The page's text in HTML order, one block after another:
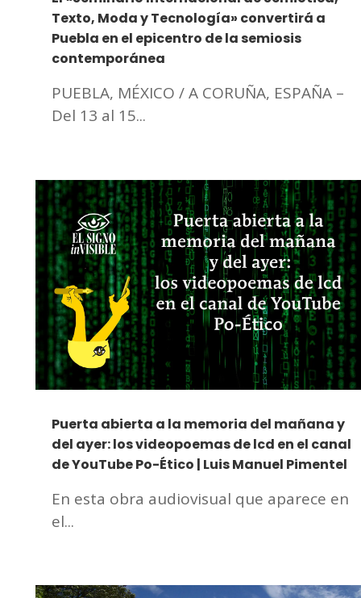
Texto, Moda y Tecnología» convertirá a
Puebla en el epicentro de la semiosis
contemporánea
PUEBLA, MÉXICO / A CORUÑA, ESPAÑA –
Del 13 al 15...
Puerta abierta a la memoria del mañana y
del ayer: los videopoemas de lcd en el canal
de YouTube Po-Ético | Luis Manuel Pimentel
En esta obra audiovisual que aparece en
el...